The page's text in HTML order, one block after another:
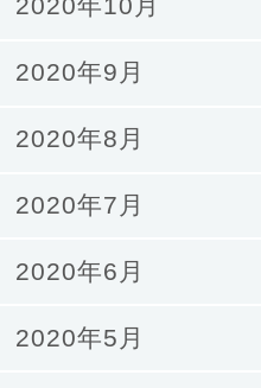
2020年10月
2020年9月
2020年8月
2020年7月
2020年6月
2020年5月